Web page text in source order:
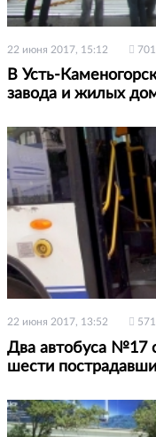
22 июня 2017, 15:12
В Усть-
завода и жилых
22 июня 2017, 13:52
Два автобуса №17
шести